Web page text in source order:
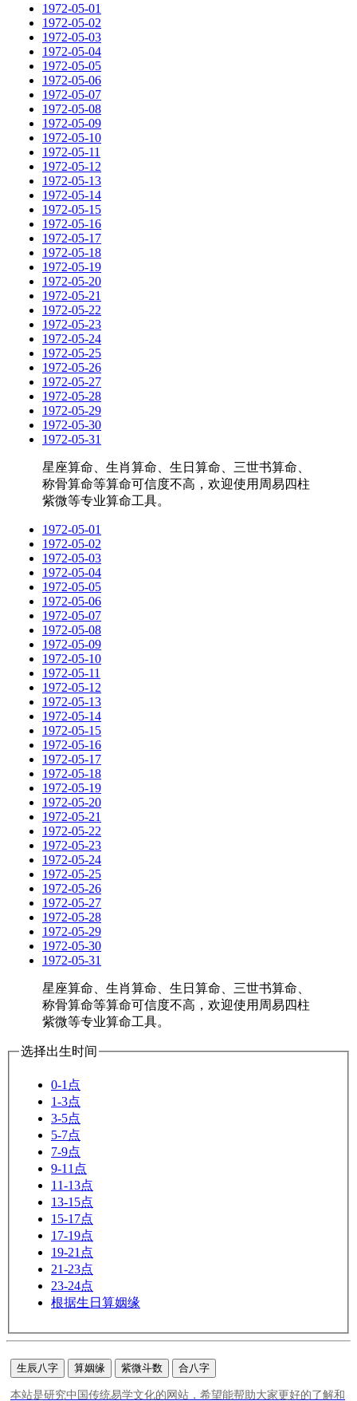
1972-05-01
1972-05-02
1972-05-03
1972-05-04
1972-05-05
1972-05-06
1972-05-07
1972-05-08
1972-05-09
1972-05-10
1972-05-11
1972-05-12
1972-05-13
1972-05-14
1972-05-15
1972-05-16
1972-05-17
1972-05-18
1972-05-19
1972-05-20
1972-05-21
1972-05-22
1972-05-23
1972-05-24
1972-05-25
1972-05-26
1972-05-27
1972-05-28
1972-05-29
1972-05-30
1972-05-31
星座算命、生肖算命、生日算命、三世书算命、
称骨算命等算命可信度不高，欢迎使用周易四柱
紫微等专业算命工具。
1972-05-01
1972-05-02
1972-05-03
1972-05-04
1972-05-05
1972-05-06
1972-05-07
1972-05-08
1972-05-09
1972-05-10
1972-05-11
1972-05-12
1972-05-13
1972-05-14
1972-05-15
1972-05-16
1972-05-17
1972-05-18
1972-05-19
1972-05-20
1972-05-21
1972-05-22
1972-05-23
1972-05-24
1972-05-25
1972-05-26
1972-05-27
1972-05-28
1972-05-29
1972-05-30
1972-05-31
星座算命、生肖算命、生日算命、三世书算命、
称骨算命等算命可信度不高，欢迎使用周易四柱
紫微等专业算命工具。
选择出生时间
0-1点
1-3点
3-5点
5-7点
7-9点
9-11点
11-13点
13-15点
15-17点
17-19点
19-21点
21-23点
23-24点
根据生日算姻缘
生辰八字 算姻缘 紫微斗数 合八字
本站是研究中国传统易学文化的网站，希望能帮助大家更好的了解和